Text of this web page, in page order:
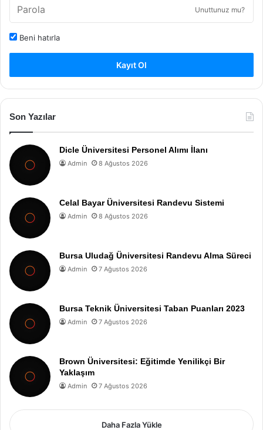
Unuttunuz mu?
Beni hatırla
Kayıt Ol
Son Yazılar
Dicle Üniversitesi Personel Alımı İlanı
Admin 8 Ağustos 2026
Celal Bayar Üniversitesi Randevu Sistemi
Admin 8 Ağustos 2026
Bursa Uludağ Üniversitesi Randevu Alma Süreci
Admin 7 Ağustos 2026
Bursa Teknik Üniversitesi Taban Puanları 2023
Admin 7 Ağustos 2026
Brown Üniversitesi: Eğitimde Yenilikçi Bir
Yaklaşım
Admin 7 Ağustos 2026
Daha Fazla Yükle